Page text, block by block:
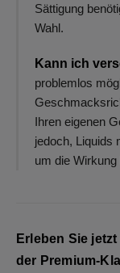
Sättigung
Wahl.
Kann ich
problemlos
Ihren eigenen
jedoch, Liquids
um die
Erleben Sie
der Premium-